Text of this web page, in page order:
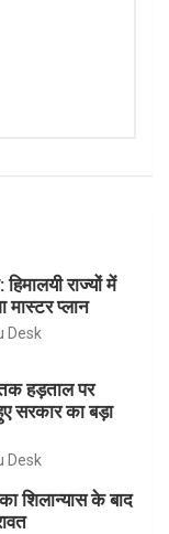
राज्यों में
प्लान
Desk
हड़ताल पर
सरकार का बड़ा
Desk
का शिलान्यास के बाद